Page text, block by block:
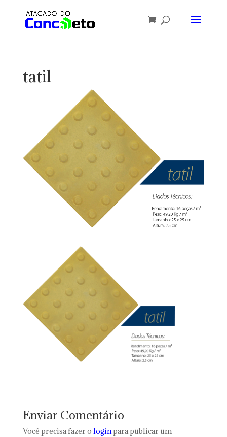
tatil
Enviar Comentário
Você precisa fazer o loginpara publicar um